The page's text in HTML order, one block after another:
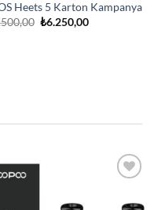
Heets 5 Karton Kampanya
Orijinal
₺6.250,00Şu